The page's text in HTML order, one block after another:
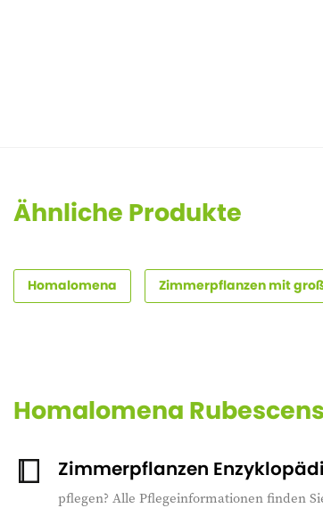
Ähnliche Produkte
Homalomena Zimmerpflanzen mit
Homalomena
Zimmerpflanzen
pflegen? Alle Pflegeinformationen finden